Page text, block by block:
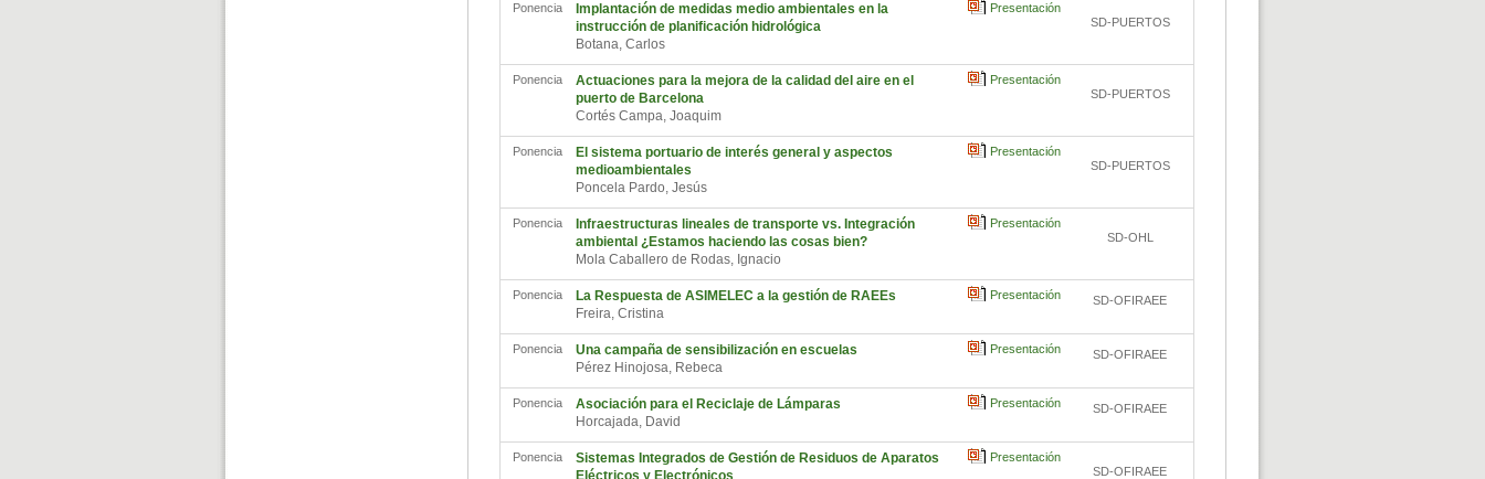
Ponencia
Implantación de medidas medio ambientales en la
instrucción de planificación hidrológica
Botana, Carlos
Presentación
SD-PUERTOS
Ponencia
Actuaciones para la mejora de la calidad del aire en el
puerto de Barcelona
Cortés Campa, Joaquim
Presentación
SD-PUERTOS
Ponencia
El sistema portuario de interés general y aspectos
medioambientales
Poncela Pardo, Jesús
Presentación
SD-PUERTOS
Ponencia
Infraestructuras lineales de transporte vs. Integración
ambiental ¿Estamos haciendo las cosas bien?
Mola Caballero de Rodas, Ignacio
Presentación
SD-OHL
Ponencia
La Respuesta de ASIMELEC a la gestión de RAEEs
Freira, Cristina
Presentación SD-OFIRAEE
Ponencia
Una campaña de sensibilización en escuelas
Pérez Hinojosa, Rebeca
Presentación SD-OFIRAEE
Ponencia
Asociación para el Reciclaje de Lámparas
Horcajada, David
Presentación SD-OFIRAEE
Ponencia
Sistemas Integrados de Gestión de Residuos de Aparatos
Eléctricos y Electrónicos
Presentación
SD-OFIRAEE